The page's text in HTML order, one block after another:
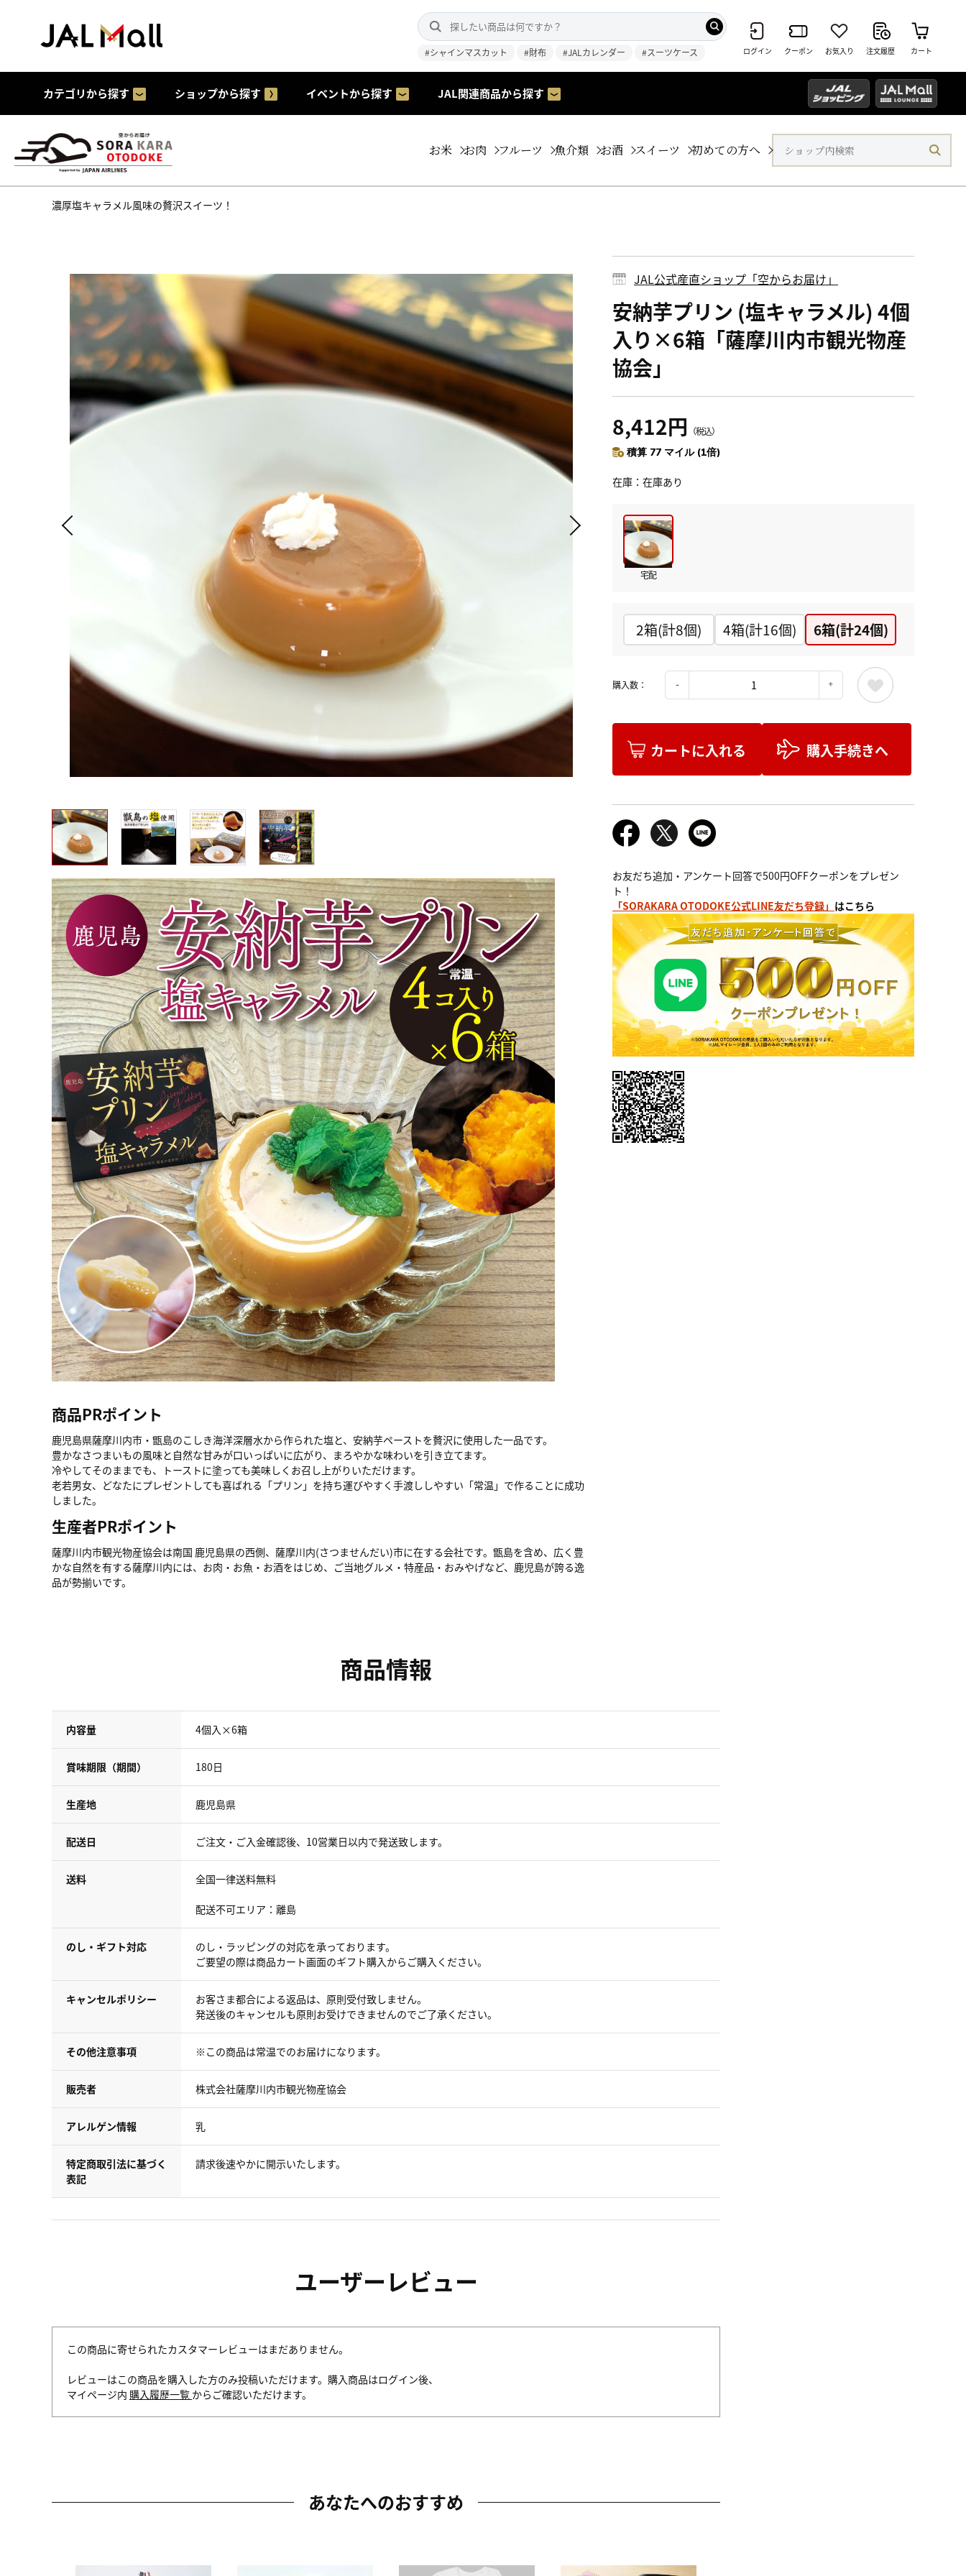
#シャインマスカット #財布 #JALカレンダー #スーツケース ログイン クーポン お気入り 注文履歴 カート
カテゴリから探す ショップから探す イベントから探す JAL関連商品から探す
お米 お肉 フルーツ 魚介類 お酒 スイーツ 初めての方へ
濃厚塩キャラメル風味の贅沢スイーツ！
商品PRポイント
鹿児島県薩摩川内市・甑島のこしき海洋深層水から作られた塩と、安納芋ペーストを贅沢に使用した一品です。
豊かなさつまいもの風味と自然な甘みが口いっぱいに広がり、まろやかな味わいを引き立てます。
冷やしてそのままでも、トーストに塗っても美味しくお召し上がりいただけます。
老若男女、どなたにプレゼントしても喜ばれる「プリン」を持ち運びやすく手渡ししやすい「常温」で作ることに成功
しました。
生産者PRポイント
薩摩川内市観光物産協会は南国 鹿児島県の西側、薩摩川内(さつませんだい)市に在する会社です。甑島を含め、広く豊
かな自然を有する薩摩川内には、お肉・お魚・お酒をはじめ、ご当地グルメ・特産品・おみやげなど、鹿児島が誇る逸
品が勢揃いです。
JAL公式産直ショップ「空からお届け」
安納芋プリン (塩キャラメル) 4個
入り×6箱「薩摩川内市観光物産
協会」
8,412円 （税込）
積算 77 マイル (1倍)
在庫 在庫あり
宅配
2箱(計8個) 4箱(計16個) 6箱(計24個)
購入数：
カートに入れる 購入手続きへ
お友だち追加・アンケート回答で500円OFFクーポンをプレゼン
ト！
「SORAKARA OTODOKE公式LINE友だち登録」 はこちら
商品情報
内容量 4個入×6箱
賞味期限（期間） 180日
生産地 鹿児島県
配送日 ご注文・ご入金確認後、10営業日以内で発送致します。
送料 全国一律送料無料
配送不可エリア：離島
のし・ギフト対応
のし・ラッピングの対応を承っております。
ご要望の際は商品カート画面のギフト購入からご購入ください。
キャンセルポリシー
お客さま都合による返品は、原則受付致しません。
発送後のキャンセルも原則お受けできませんのでご了承ください。
その他注意事項 ※この商品は常温でのお届けになります。
販売者 株式会社薩摩川内市観光物産協会
アレルゲン情報 乳
特定商取引法に基づく
表記
請求後速やかに開示いたします。
ユーザーレビュー
この商品に寄せられたカスタマーレビューはまだありません。
レビューはこの商品を購入した方のみ投稿いただけます。購入商品はログイン後、
マイページ内 購入履歴一覧 からご確認いただけます。
あなたへのおすすめ